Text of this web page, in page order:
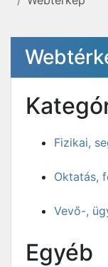
Fizikai,
Oktatás,
Vevő-,
Egyéb